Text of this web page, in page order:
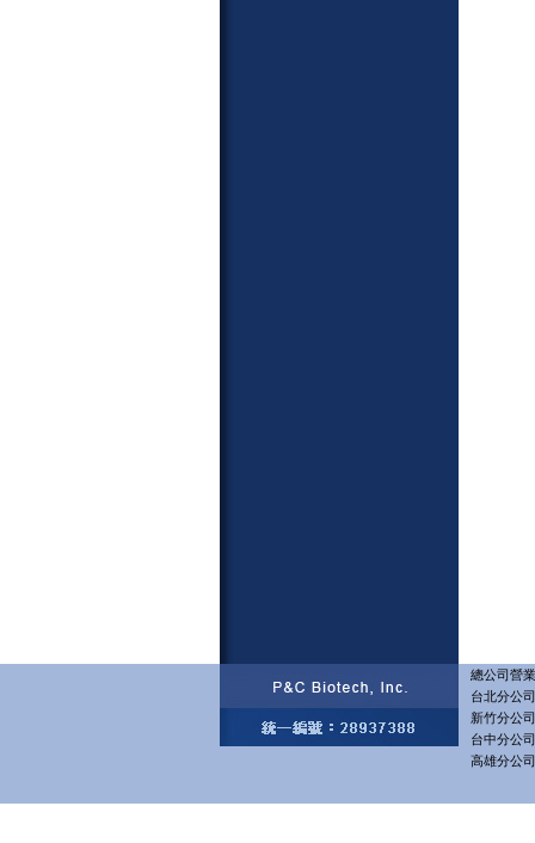
總公司營
台北分公
新竹分公
台中分公
高雄分公